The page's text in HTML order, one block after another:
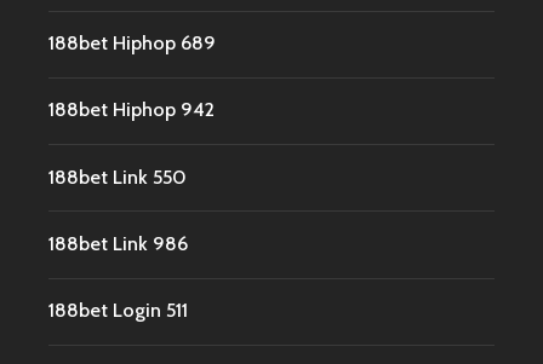
188bet Hiphop 689
188bet Hiphop 942
188bet Link 550
188bet Link 986
188bet Login 511